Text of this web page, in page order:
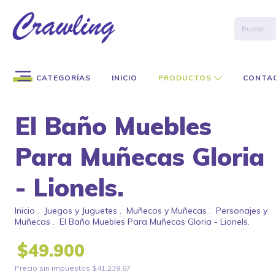
CATEGORÍAS INICIO PRODUCTOS
El Baño Muebles
Para Muñecas Gloria
- Lionels.
Inicio . Juegos y Juguetes . Muñecos y Muñecas . Personajes y
Muñecas . El Baño Muebles Para Muñecas Gloria - Lionels.
$49.900
Precio sin impuestos $41.239,67